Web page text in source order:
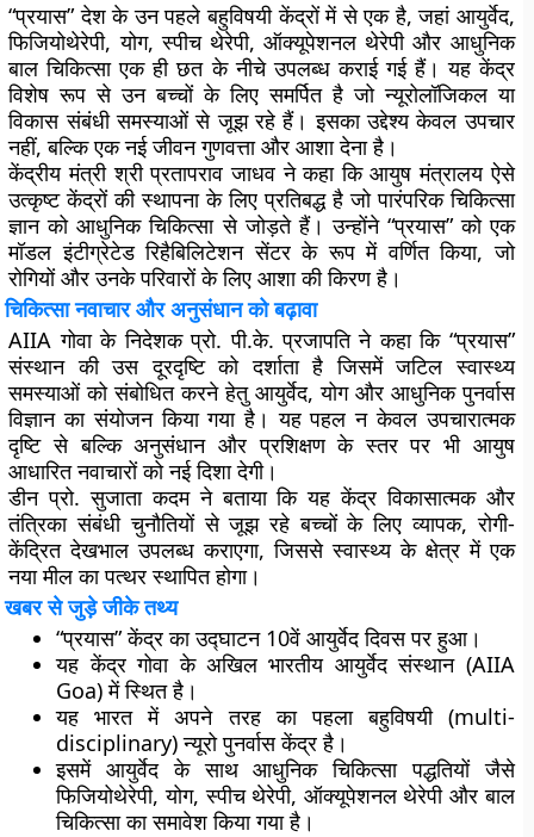
“प्रयास” देश के उन पहले बहुविषयी केंद्रों में से एक है, जहां आयुर्वेद,
फिजियोथेरेपी, योग, स्पीच थेरेपी, ऑक्यूपेशनल थेरेपी और आधुनिक
बाल चिकित्सा एक ही छत के नीचे उपलब्ध कराई गई हैं। यह केंद्र
विशेष रूप से उन बच्चों के लिए समर्पित है जो न्यूरोलॉजिकल या
विकास संबंधी समस्याओं से जूझ रहे हैं। इसका उद्देश्य केवल उपचार
नहीं, बल्कि एक नई जीवन गुणवत्ता और आशा देना है।
केंद्रीय मंत्री श्री प्रतापराव जाधव ने कहा कि आयुष मंत्रालय ऐसे
उत्कृष्ट केंद्रों की स्थापना के लिए प्रतिबद्ध है जो पारंपरिक चिकित्सा
ज्ञान को आधुनिक चिकित्सा से जोड़ते हैं। उन्होंने “प्रयास” को एक
मॉडल इंटीग्रेटेड रिहैबिलिटेशन सेंटर के रूप में वर्णित किया, जो
रोगियों और उनके परिवारों के लिए आशा की किरण है।
चिकित्सा नवाचार और अनुसंधान को बढ़ावा
AIIA गोवा के निदेशक प्रो. पी.के. प्रजापति ने कहा कि “प्रयास”
संस्थान की उस दूरदृष्टि को दर्शाता है जिसमें जटिल स्वास्थ्य
समस्याओं को संबोधित करने हेतु आयुर्वेद, योग और आधुनिक पुनर्वास
विज्ञान का संयोजन किया गया है। यह पहल न केवल उपचारात्मक
दृष्टि से बल्कि अनुसंधान और प्रशिक्षण के स्तर पर भी आयुष
आधारित नवाचारों को नई दिशा देगी।
डीन प्रो. सुजाता कदम ने बताया कि यह केंद्र विकासात्मक और
तंत्रिका संबंधी चुनौतियों से जूझ रहे बच्चों के लिए व्यापक, रोगी-
केंद्रित देखभाल उपलब्ध कराएगा, जिससे स्वास्थ्य के क्षेत्र में एक
नया मील का पत्थर स्थापित होगा।
खबर से जुड़े जीके तथ्य
“प्रयास” केंद्र का उद्घाटन 10वें आयुर्वेद दिवस पर हुआ।
यह केंद्र गोवा के अखिल भारतीय आयुर्वेद संस्थान (AIIA
Goa) में स्थित है।
यह भारत में अपने तरह का पहला बहुविषयी (multi-
disciplinary) न्यूरो पुनर्वास केंद्र है।
इसमें आयुर्वेद के साथ आधुनिक चिकित्सा पद्धतियों जैसे
फिजियोथेरेपी, योग, स्पीच थेरेपी, ऑक्यूपेशनल थेरेपी और बाल
चिकित्सा का समावेश किया गया है।